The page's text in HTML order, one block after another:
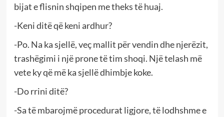
bijat e flisnin shqipen me theks të huaj.
-Keni ditë që keni ardhur?
-Po. Na ka sjellë, veç mallit për vendin dhe njerëzit,
trashëgimi i një prone të tim shoqi. Një telash më
vete ky që më ka sjellë dhimbje koke.
-Do rrini ditë?
-Sa të mbarojmë procedurat ligjore, të lodhshme e